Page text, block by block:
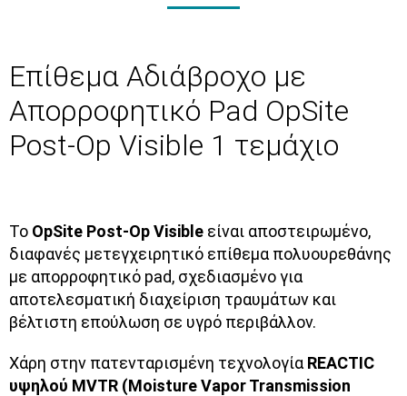
Επίθεμα Αδιάβροχο με
Απορροφητικό Pad OpSite
Post-Op Visible 1 τεμάχιο
Το OpSite Post-Op Visible είναι αποστειρωμένο,
διαφανές μετεγχειρητικό επίθεμα πολυουρεθάνης
με απορροφητικό pad, σχεδιασμένο για
αποτελεσματική διαχείριση τραυμάτων και
βέλτιστη επούλωση σε υγρό περιβάλλον.
Χάρη στην πατενταρισμένη τεχνολογία REACTIC
υψηλού MVTR (Moisture Vapor Transmission